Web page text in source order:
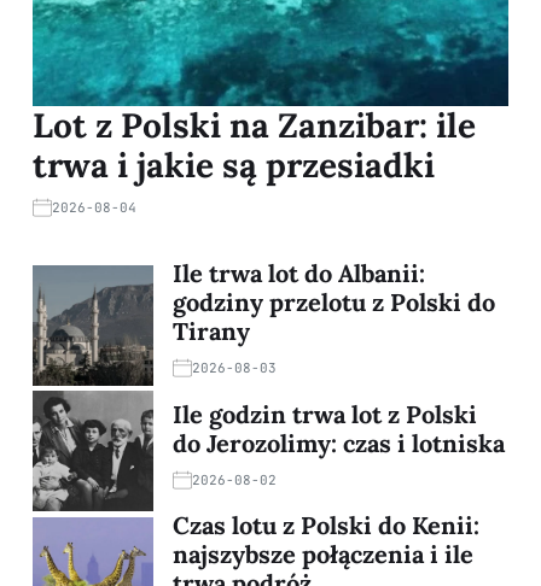
Lot z Polski na Zanzibar: ile
trwa i jakie są przesiadki
2026-08-04
Ile trwa lot do Albanii:
godziny przelotu z Polski do
Tirany
2026-08-03
Ile godzin trwa lot z Polski
do Jerozolimy: czas i lotniska
2026-08-02
Czas lotu z Polski do Kenii:
najszybsze połączenia i ile